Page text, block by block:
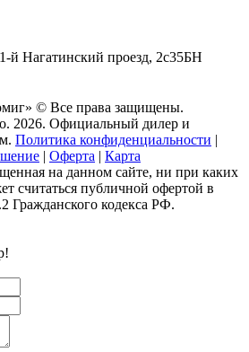
й Нагатинский проезд, 2с35БН
© Все права защищены.
2026. Официальный дилер и
Политика конфиденциальности |
| Оферта | Карта
на данном сайте, ни при каких
считаться публичной офертой в
Гражданского кодекса РФ.